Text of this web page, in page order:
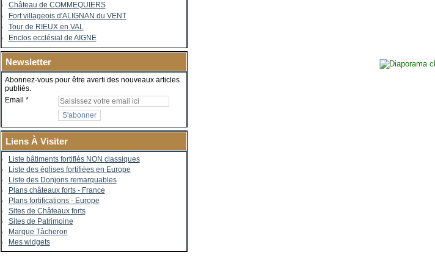
Château de COMMEQUIERS
Fort villageois d'ALIGNAN du VENT
Tour de RIEUX en VAL
Enclos ecclésial de AIGNE
Newsletter
Abonnez-vous pour être averti des nouveaux articles
publiés.
Email
Liens À Visiter
Liste bâtiments fortifiés NON classiques
Liste des églises fortifiées en Europe
Liste des Donjons remarquables
Plans châteaux forts - France
Plans fortifications - Europe
Sites de Châteaux forts
Sites de Patrimoine
Marque Tâcheron
Mes widgets